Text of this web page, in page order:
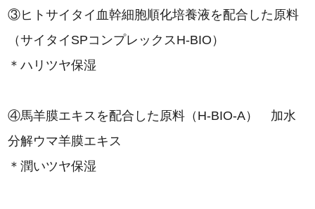
③ヒトサイタイ血幹細胞順化培養液を配合した原料
（サイタイSPコンプレックスH-BIO）
＊ハリツヤ保湿
④馬羊膜エキスを配合した原料（H-BIO-A） 加水
分解ウマ羊膜エキス
＊潤いツヤ保湿